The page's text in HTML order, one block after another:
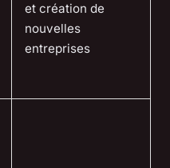
et création de
nouvelles
entreprises